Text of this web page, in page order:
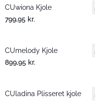
Nyhed
CUwiona Kjole
799,95 kr.
Nyhed
CUmelody Kjole
899,95 kr.
Nyhed
CUladina Plisseret kjole